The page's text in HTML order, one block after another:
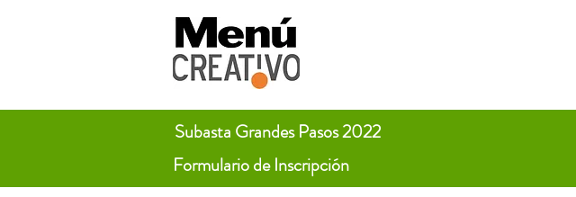
Subasta Grandes Pasos 2022
Formulario de Inscripción